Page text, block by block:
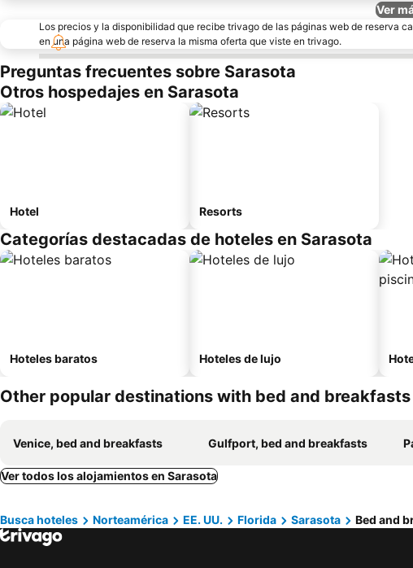
Ver
Los precios y la disponibilidad que recibe trivago de las páginas web de reserva
en una página web de reserva la misma oferta que viste en trivago.
Preguntas frecuentes sobre Sarasota
Otros hospedajes en Sarasota
Hotel Resorts
Categorías destacadas de hoteles en Sarasota
Hoteles baratos Hoteles de lujo
Other popular destinations with bed and breakfasts
Venice, bed and breakfasts Gulfport, bed and breakfasts
Ver todos los alojamientos en Sarasota
Busca hoteles Norteamérica EE. UU. Florida Sarasota Bed and